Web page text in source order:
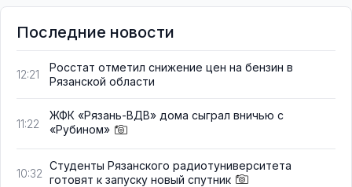
Последние новости
12:21
Росстат отметил снижение цен на бензин в
Рязанской области
11:22
ЖФК «Рязань-ВДВ» дома сыграл вничью с
«Рубином»
10:32
Студенты Рязанского радиотуниверситета
готовят к запуску новый спутник